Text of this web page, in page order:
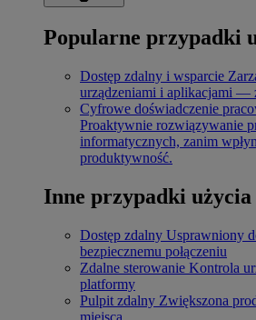
Popularne przypadki
Dostęp zdalny i wsparcie
urządzeniami i aplikacjami —
Cyfrowe doświadczenie
Proaktywnie rozwiązywanie
informatycznych, zanim
produktywność.
Inne przypadki użycia
Dostęp zdalny Usprawniony
bezpiecznemu połączeniu
Zdalne sterowanie Kontrola
platformy
Pulpit zdalny Zwiększona
miejsca